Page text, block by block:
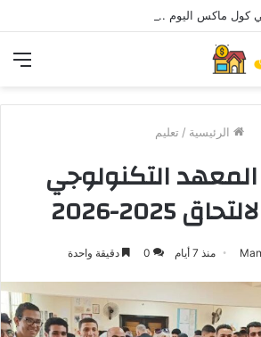
ماكس اليوم ..و5 عيوب
الرئيسية / تعليم
التكنولوجي
2025-2026
منذ 7 أيام 0 دقيقة واحدة